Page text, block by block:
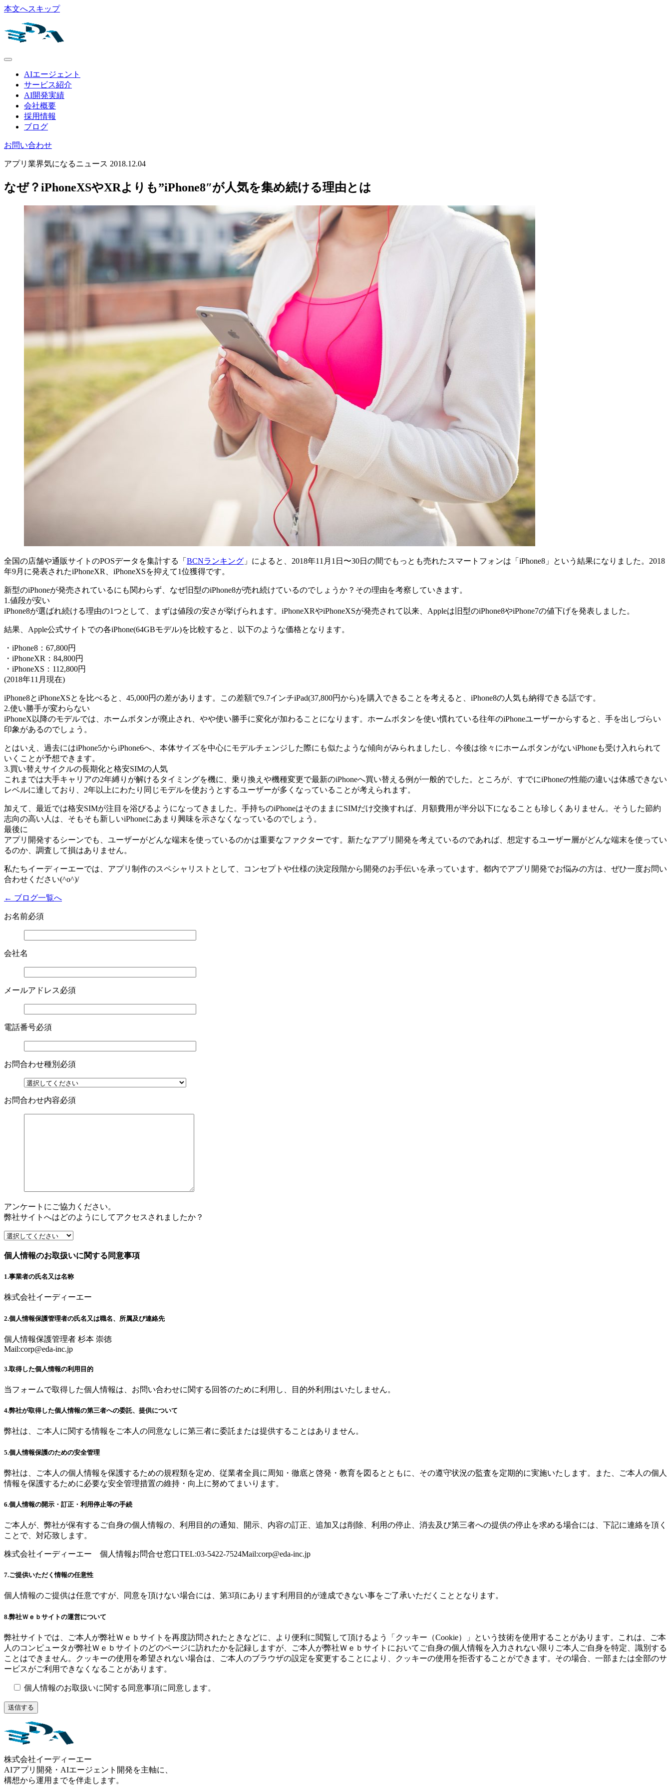
本文へスキップ
AIエージェント
サービス紹介
AI開発実績
会社概要
採用情報
ブログ
お問い合わせ
アプリ業界気になるニュース 2018.12.04
なぜ？iPhoneXSやXRよりも”iPhone8″が人気を集め続ける理由とは
全国の店舗や通販サイトのPOSデータを集計する「 BCNランキング 」によると、2018年11月1日〜30日の間でもっとも売れたスマートフォンは「iPhone8」という結果になりました。2018
年9月に発表されたiPhoneXR、iPhoneXSを抑えて1位獲得です。
新型のiPhoneが発売されているにも関わらず、なぜ旧型のiPhone8が売れ続けているのでしょうか？その理由を考察していきます。
1.値段が安い
iPhone8が選ばれ続ける理由の1つとして、まずは値段の安さが挙げられます。iPhoneXRやiPhoneXSが発売されて以来、Appleは旧型のiPhone8やiPhone7の値下げを発表しました。
結果、Apple公式サイトでの各iPhone(64GBモデル)を比較すると、以下のような価格となります。
・iPhone8：67,800円
・iPhoneXR：84,800円
・iPhoneXS：112,800円
(2018年11月現在)
iPhone8とiPhoneXSとを比べると、45,000円の差があります。この差額で9.7インチiPad(37,800円から)を購入できることを考えると、iPhone8の人気も納得できる話です。
2.使い勝手が変わらない
iPhoneX以降のモデルでは、ホームボタンが廃止され、やや使い勝手に変化が加わることになります。ホームボタンを使い慣れている往年のiPhoneユーザーからすると、手を出しづらい
印象があるのでしょう。
とはいえ、過去にはiPhone5からiPhone6へ、本体サイズを中心にモデルチェンジした際にも似たような傾向がみられましたし、今後は徐々にホームボタンがないiPhoneも受け入れられて
いくことが予想できます。
3.買い替えサイクルの長期化と格安SIMの人気
これまでは大手キャリアの2年縛りが解けるタイミングを機に、乗り換えや機種変更で最新のiPhoneへ買い替える例が一般的でした。ところが、すでにiPhoneの性能の違いは体感できない
レベルに達しており、2年以上にわたり同じモデルを使おうとするユーザーが多くなっていることが考えられます。
加えて、最近では格安SIMが注目を浴びるようになってきました。手持ちのiPhoneはそのままにSIMだけ交換すれば、月額費用が半分以下になることも珍しくありません。そうした節約
志向の高い人は、そもそも新しいiPhoneにあまり興味を示さなくなっているのでしょう。
最後に
アプリ開発するシーンでも、ユーザーがどんな端末を使っているのかは重要なファクターです。新たなアプリ開発を考えているのであれば、想定するユーザー層がどんな端末を使ってい
るのか、調査して損はありません。
私たちイーディーエーでは、アプリ制作のスペシャリストとして、コンセプトや仕様の決定段階から開発のお手伝いを承っています。都内でアプリ開発でお悩みの方は、ぜひ一度お問い
合わせください(^o^)/
← ブログ一覧へ
お名前必須
会社名
メールアドレス必須
電話番号必須
お問合わせ種別 必須
お問合わせ内容必須
アンケートにご協力ください。
弊社サイトへはどのようにしてアクセスされましたか？
個人情報のお取扱いに関する同意事項
1.事業者の氏名又は名称
株式会社イーディーエー
2.個人情報保護管理者の氏名又は職名、所属及び連絡先
個人情報保護管理者 杉本 崇徳
Mail:corp@eda-inc.jp
3.取得した個人情報の利用目的
当フォームで取得した個人情報は、お問い合わせに関する回答のために利用し、目的外利用はいたしません。
4.弊社が取得した個人情報の第三者への委託、提供について
弊社は、ご本人に関する情報をご本人の同意なしに第三者に委託または提供することはありません。
5.個人情報保護のための安全管理
弊社は、ご本人の個人情報を保護するための規程類を定め、従業者全員に周知・徹底と啓発・教育を図るとともに、その遵守状況の監査を定期的に実施いたします。また、ご本人の個人
情報を保護するために必要な安全管理措置の維持・向上に努めてまいります。
6.個人情報の開示・訂正・利用停止等の手続
ご本人が、弊社が保有するご自身の個人情報の、利用目的の通知、開示、内容の訂正、追加又は削除、利用の停止、消去及び第三者への提供の停止を求める場合には、下記に連絡を頂く
ことで、対応致します。
株式会社イーディーエー 個人情報お問合せ窓口TEL:03-5422-7524Mail:corp@eda-inc.jp
7.ご提供いただく情報の任意性
個人情報のご提供は任意ですが、同意を頂けない場合には、第3項にあります利用目的が達成できない事をご了承いただくこととなります。
8.弊社Ｗｅｂサイトの運営について
弊社サイトでは、ご本人が弊社Ｗｅｂサイトを再度訪問されたときなどに、より便利に閲覧して頂けるよう「クッキー（Cookie）」という技術を使用することがあります。これは、ご本
人のコンピュータが弊社Ｗｅｂサイトのどのページに訪れたかを記録しますが、ご本人が弊社Ｗｅｂサイトにおいてご自身の個人情報を入力されない限りご本人ご自身を特定、識別する
ことはできません。クッキーの使用を希望されない場合は、ご本人のブラウザの設定を変更することにより、クッキーの使用を拒否することができます。その場合、一部または全部のサ
ービスがご利用できなくなることがあります。
個人情報のお取扱いに関する同意事項に同意します。
株式会社イーディーエー
AIアプリ開発・AIエージェント開発を主軸に、
構想から運用までを伴走します。